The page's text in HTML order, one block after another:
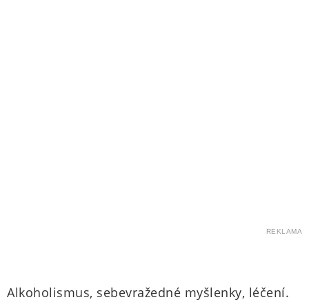
REKLAMA
Alkoholismus, sebevražedné myšlenky, léčení.